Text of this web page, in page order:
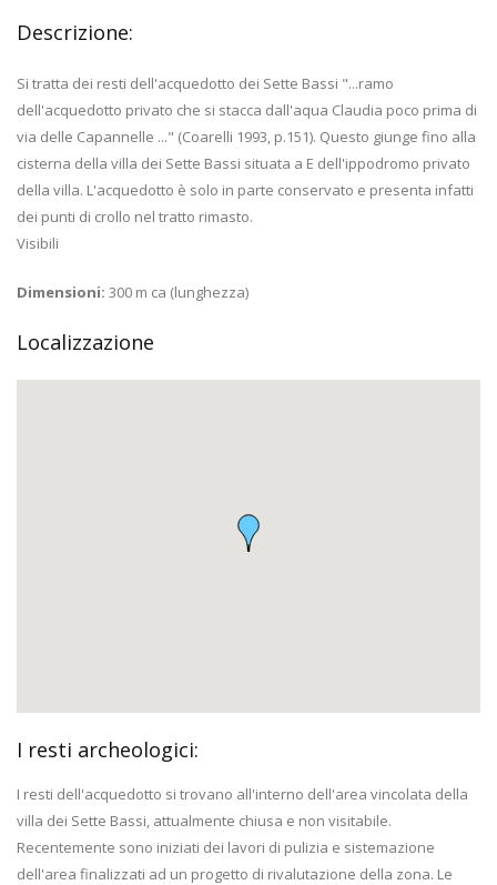
Descrizione:
Si tratta dei resti dell'acquedotto dei Sette Bassi "...ramo
dell'acquedotto privato che si stacca dall'aqua Claudia poco prima di
via delle Capannelle ..." (Coarelli 1993, p.151). Questo giunge fino alla
cisterna della villa dei Sette Bassi situata a E dell'ippodromo privato
della villa. L'acquedotto è solo in parte conservato e presenta infatti
dei punti di crollo nel tratto rimasto.
Visibili
Dimensioni: 300 m ca (lunghezza)
Localizzazione
I resti archeologici:
I resti dell'acquedotto si trovano all'interno dell'area vincolata della
villa dei Sette Bassi, attualmente chiusa e non visitabile.
Recentemente sono iniziati dei lavori di pulizia e sistemazione
dell'area finalizzati ad un progetto di rivalutazione della zona. Le